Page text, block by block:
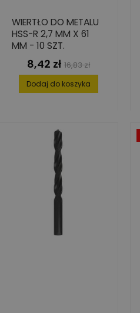
WIERTŁO DO METALU
HSS-R 2,7 MM X 61
MM - 10 SZT.
Cena
8,42 zł Cena
podstawowa
16,83 zł
Dodaj do koszyka